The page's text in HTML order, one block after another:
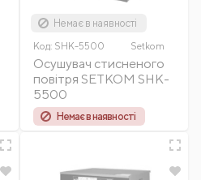
Немає в наявності
Код: SHK-5500 Setkom
Осушувач стисненого
повітря SETKOM SHK-
5500
Немає в наявності